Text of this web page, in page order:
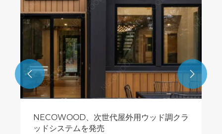
環境に優しい複合木材イノベーションの未
来をリードする
 